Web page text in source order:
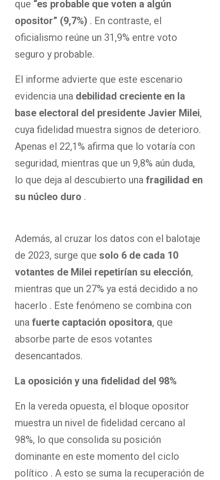
que “es probable que voten a algún
opositor” (9,7%) . En contraste, el
oficialismo reúne un 31,9% entre voto
seguro y probable.
El informe advierte que este escenario
evidencia una debilidad creciente en la
base electoral del presidente Javier Milei,
cuya fidelidad muestra signos de deterioro.
Apenas el 22,1% afirma que lo votaría con
seguridad, mientras que un 9,8% aún duda,
lo que deja al descubierto una fragilidad en
su núcleo duro .
Además, al cruzar los datos con el balotaje
de 2023, surge que solo 6 de cada 10
votantes de Milei repetirían su elección,
mientras que un 27% ya está decidido a no
hacerlo . Este fenómeno se combina con
una fuerte captación opositora, que
absorbe parte de esos votantes
desencantados.
La oposición y una fidelidad del 98%
En la vereda opuesta, el bloque opositor
muestra un nivel de fidelidad cercano al
98%, lo que consolida su posición
dominante en este momento del ciclo
político . A esto se suma la recuperación de